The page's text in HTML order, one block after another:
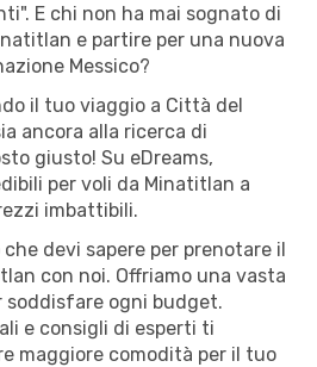
E chi non ha mai sognato di
e partire per una nuova
Messico?
il tuo viaggio a Città del
ancora alla ricerca di
giusto! Su eDreams,
per voli da Minatitlan a
imbattibili.
devi sapere per prenotare il
con noi. Offriamo una vasta
soddisfare ogni budget.
e consigli di esperti ti
maggiore comodità per il tuo